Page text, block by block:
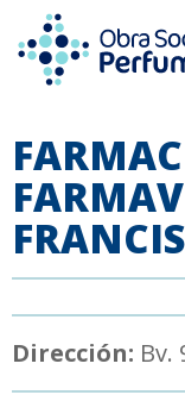
Dirección: Bv.